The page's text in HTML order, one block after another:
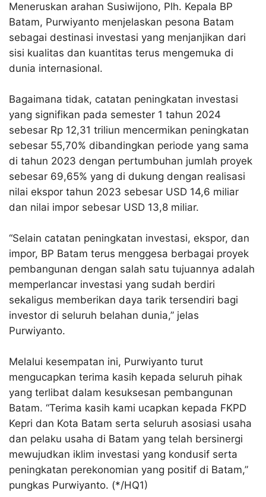
Meneruskan arahan Susiwijono, Plh. Kepala BP
Batam, Purwiyanto menjelaskan pesona Batam
sebagai destinasi investasi yang menjanjikan dari
sisi kualitas dan kuantitas terus mengemuka di
dunia internasional.
Bagaimana tidak, catatan peningkatan investasi
yang signifikan pada semester 1 tahun 2024
sebesar Rp 12,31 triliun mencermikan peningkatan
sebesar 55,70% dibandingkan periode yang sama
di tahun 2023 dengan pertumbuhan jumlah proyek
sebesar 69,65% yang di dukung dengan realisasi
nilai ekspor tahun 2023 sebesar USD 14,6 miliar
dan nilai impor sebesar USD 13,8 miliar.
“Selain catatan peningkatan investasi, ekspor, dan
impor, BP Batam terus menggesa berbagai proyek
pembangunan dengan salah satu tujuannya adalah
memperlancar investasi yang sudah berdiri
sekaligus memberikan daya tarik tersendiri bagi
investor di seluruh belahan dunia,” jelas
Purwiyanto.
Melalui kesempatan ini, Purwiyanto turut
mengucapkan terima kasih kepada seluruh pihak
yang terlibat dalam kesuksesan pembangunan
Batam. “Terima kasih kami ucapkan kepada FKPD
Kepri dan Kota Batam serta seluruh asosiasi usaha
dan pelaku usaha di Batam yang telah bersinergi
mewujudkan iklim investasi yang kondusif serta
peningkatan perekonomian yang positif di Batam,”
pungkas Purwiyanto. (*/HQ1)